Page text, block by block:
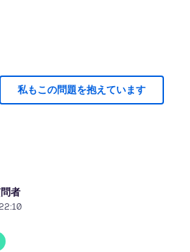
私もこの問題を抱えています
者